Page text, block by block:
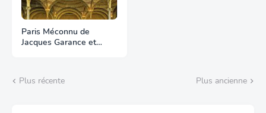
Paris Méconnu de
Jacques Garance et
Plus récente Plus ancienne